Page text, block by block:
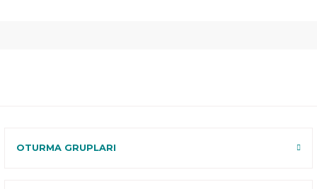
OTURMA GRUPLARI